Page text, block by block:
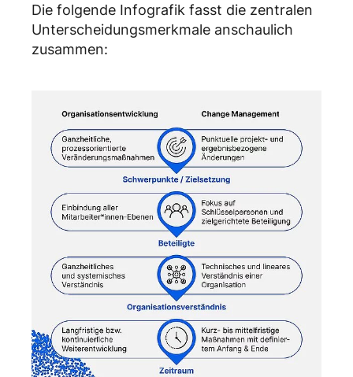
Die folgende Infografik fasst die zentralen
Unterscheidungsmerkmale anschaulich
zusammen: